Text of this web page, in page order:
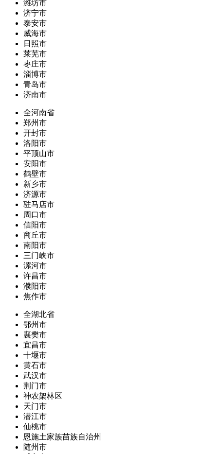
潍坊市
济宁市
泰安市
威海市
日照市
莱芜市
枣庄市
淄博市
青岛市
济南市
全河南省
郑州市
开封市
洛阳市
平顶山市
安阳市
鹤壁市
新乡市
济源市
驻马店市
周口市
信阳市
商丘市
南阳市
三门峡市
漯河市
许昌市
濮阳市
焦作市
全湖北省
鄂州市
襄樊市
宜昌市
十堰市
黄石市
武汉市
荆门市
神农架林区
天门市
潜江市
仙桃市
恩施土家族苗族自治州
随州市